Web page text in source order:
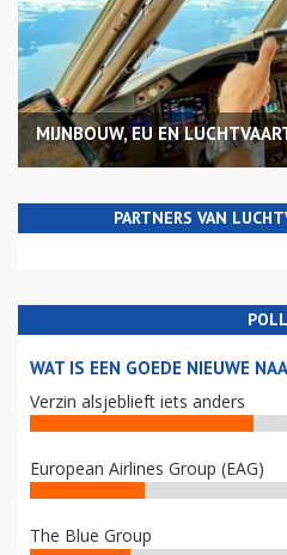
MIJNBOUW, EU EN
PARTNERS VAN
POLL
WAT IS EEN GOEDE NIEUWE
Verzin alsjeblieft iets anders
European Airlines Group (EAG)
The Blue Group